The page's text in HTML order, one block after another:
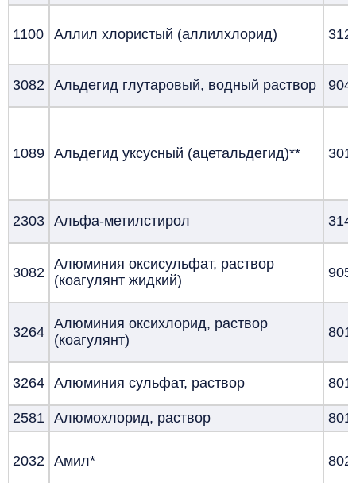
1100 Аллил хлористый (аллилхлорид) 312
3082 Альдегид глутаровый, водный раствор 904
1089 Альдегид уксусный (ацетальдегид)** 301
2303 Альфа-метилстирол 314
3082
Алюминия оксисульфат, раствор
(коагулянт жидкий)
905
3264
Алюминия оксихлорид, раствор
(коагулянт)
801
3264 Алюминия сульфат, раствор 801
2581 Алюмохлорид, раствор 801
2032 Амил* 802